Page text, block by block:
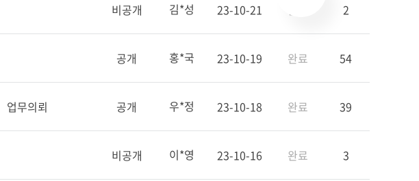
비공개 김*성 23-10-21 2
공개 홍*국 23-10-19 완료 54
업무의뢰 공개 우*정 23-10-18 완료 39
비공개 이*영 23-10-16 완료 3